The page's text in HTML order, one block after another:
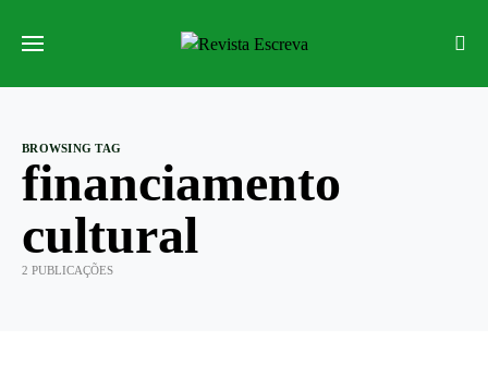
BROWSING TAG
financiamento
cultural
2 PUBLICAÇÕES